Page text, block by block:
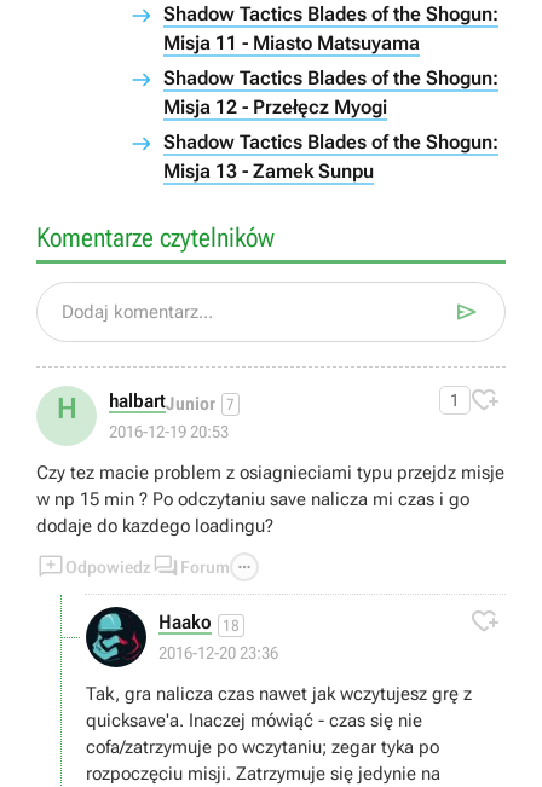
Shadow Tactics Blades of the Shogun:
Misja 11 - Miasto Matsuyama
Shadow Tactics Blades of the Shogun:
Misja 12 - Przełęcz Myogi
Shadow Tactics Blades of the Shogun:
Misja 13 - Zamek Sunpu
Komentarze czytelników
Dodaj komentarz... 
H halbartJunior 7
2016-12-19 20:53
1 
Czy tez macie problem z osiagnieciami typu przejdz misje
w np 15 min ? Po odczytaniu save nalicza mi czas i go
dodaje do kazdego loadingu?
Odpowiedz  Forum 
Haako 18
2016-12-20 23:36

Tak, gra nalicza czas nawet jak wczytujesz grę z
quicksave'a. Inaczej mówiąć - czas się nie
cofa/zatrzymuje po wczytaniu; zegar tyka po
rozpoczęciu misji. Zatrzymuje się jedynie na